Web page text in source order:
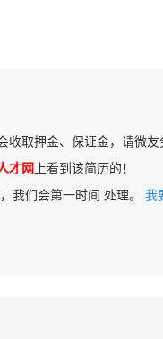
收取押金、保证金，请微友
才网 上看到该简历的！
我们会第一时间 处理。 我